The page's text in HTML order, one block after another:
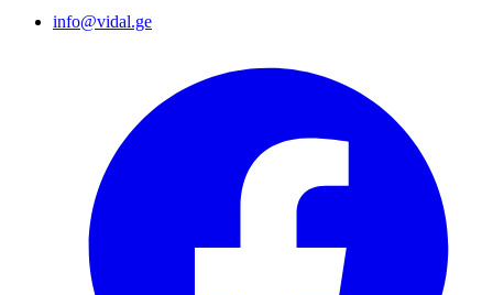
info@vidal.ge